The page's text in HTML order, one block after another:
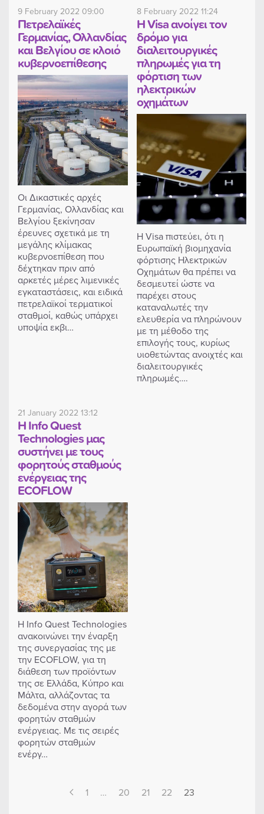
9 February 2022 09:00
Πετρελαϊκές
Γερμανίας, Ολλανδίας
και Βελγίου σε κλοιό
κυβερνοεπίθεσης
Οι Δικαστικές αρχές
Γερμανίας, Ολλανδίας και
Βελγίου ξεκίνησαν
έρευνες σχετικά με τη
μεγάλης κλίμακας
κυβερνοεπίθεση που
δέχτηκαν πριν από
αρκετές μέρες λιμενικές
εγκαταστάσεις, και ειδικά
πετρελαϊκοί τερματικοί
σταθμοί, καθώς υπάρχει
υποψία εκβι…
8 February 2022 11:24
H Visa ανοίγει τον
δρόμο για
διαλειτουργικές
πληρωμές για τη
φόρτιση των
ηλεκτρικών
οχημάτων
Η Visa πιστεύει, ότι η
Ευρωπαϊκή βιομηχανία
φόρτισης Ηλεκτρικών
Οχημάτων θα πρέπει να
δεσμευτεί ώστε να
παρέχει στους
καταναλωτές την
ελευθερία να πληρώνουν
με τη μέθοδο της
επιλογής τους, κυρίως
υιοθετώντας ανοιχτές και
διαλειτουργικές
πληρωμές….
21 January 2022 13:12
Η Info Quest
Technologies μας
συστήνει με τους
φορητούς σταθμούς
ενέργειας της
ECOFLOW
Η Info Quest Technologies
ανακοινώνει την έναρξη
της συνεργασίας της με
την ECOFLOW, για τη
διάθεση των προϊόντων
της σε Ελλάδα, Κύπρο και
Μάλτα, αλλάζοντας τα
δεδομένα στην αγορά των
φορητών σταθμών
ενέργειας. Με τις σειρές
φορητών σταθμών
ενέργ…
1 … 20 21 22 23